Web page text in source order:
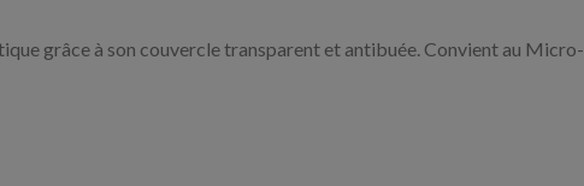
grâce à son couvercle transparent et antibuée. Convient au